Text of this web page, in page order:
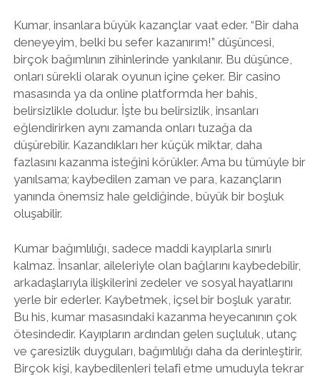
Kumar, insanlara büyük kazançlar vaat eder. “Bir daha
deneyeyim, belki bu sefer kazanırım!” düşüncesi,
birçok bağımlının zihinlerinde yankılanır. Bu düşünce,
onları sürekli olarak oyunun içine çeker. Bir casino
masasında ya da online platformda her bahis,
belirsizlikle doludur. İşte bu belirsizlik, insanları
eğlendirirken aynı zamanda onları tuzağa da
düşürebilir. Kazandıkları her küçük miktar, daha
fazlasını kazanma isteğini körükler. Ama bu tümüyle bir
yanılsama; kaybedilen zaman ve para, kazançların
yanında önemsiz hale geldiğinde, büyük bir boşluk
oluşabilir.
Kumar bağımlılığı, sadece maddi kayıplarla sınırlı
kalmaz. İnsanlar, aileleriyle olan bağlarını kaybedebilir,
arkadaşlarıyla ilişkilerini zedeler ve sosyal hayatlarını
yerle bir ederler. Kaybetmek, içsel bir boşluk yaratır.
Bu his, kumar masasındaki kazanma heyecanının çok
ötesindedir. Kayıpların ardından gelen suçluluk, utanç
ve çaresizlik duyguları, bağımlılığı daha da derinleştirir.
Birçok kişi, kaybedilenleri telafi etme umuduyla tekrar